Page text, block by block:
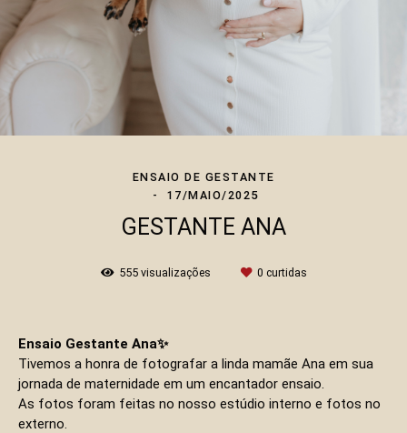
ENSAIO DE GESTANTE
17/MAIO/2025
GESTANTE ANA
555visualizações 0 curtidas
Ensaio Gestante Ana✨
Tivemos a honra de fotografar a linda mamãe Ana em sua
jornada de maternidade em um encantador ensaio.
As fotos foram feitas no nosso estúdio interno e fotos no
externo.